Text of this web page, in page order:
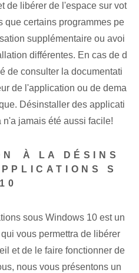
de libérer de l'espace sur vot
que certains programmes pe
supplémentaire ou avoi
différentes. En cas de d
de consulter la documentati
de l'application ou de dema
Désinstaller⁢ des applicati
n'a jamais été aussi facile!
À‌ LA DÉSINS
S
sous Windows 10 est un
vous permettra de libérer
et de le faire fonctionner de
nous vous présentons un